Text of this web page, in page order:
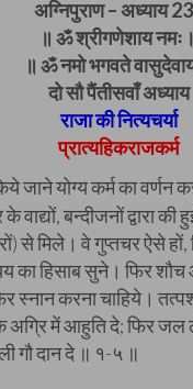
अग्निपुराण – अध्याय
॥ ॐ श्रीगणेशाय नमः
॥ ॐ नमो भगवते
दो सौ पैंतीसवाँ अध्याय
राजा की नित्यचर्या
प्रात्यहिकराजकर्म
जाने योग्य कर्म का
वाद्यों, बन्दीजनों द्वारा
से मिले। वे गुप्तचर ऐसे
का हिसाब सुने। फिर
स्नान करना चाहिये।
अग्रि में आहुति दे; फिर जल
गौ दान दे ॥ १-५ ॥